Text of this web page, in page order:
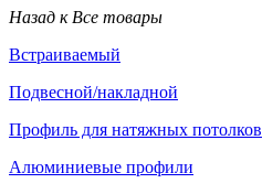
Назад к Все товары
Встраиваемый
Подвесной/накладной
Профиль для натяжных потолков
Алюминиевые профили